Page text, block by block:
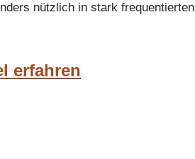
nützlich in stark frequentierten
erfahren